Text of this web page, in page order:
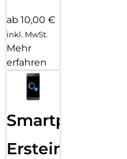
ab 10,00 €
inkl. MwSt.
Mehr
erfahren
Smartphone
Ersteinrichtung